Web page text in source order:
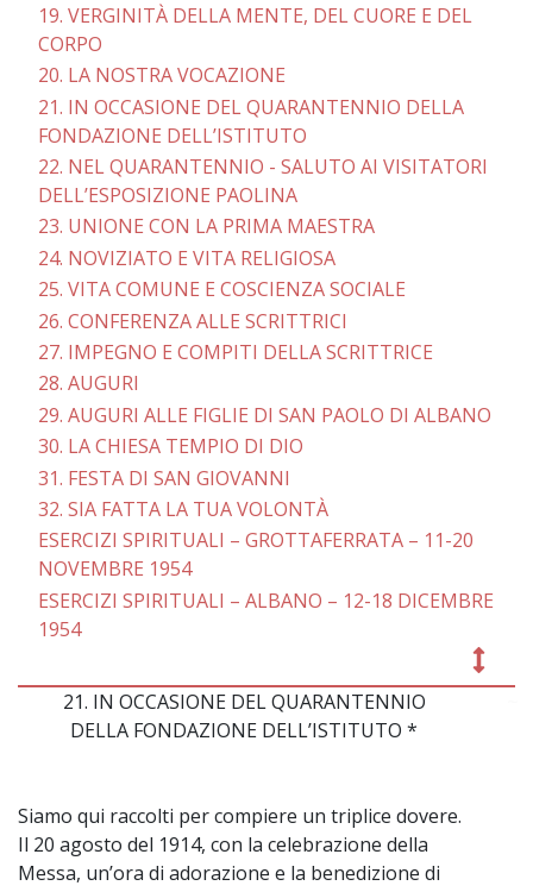
19. VERGINITÀ DELLA MENTE, DEL CUORE E DEL
CORPO
20. LA NOSTRA VOCAZIONE
21. IN OCCASIONE DEL QUARANTENNIO DELLA
FONDAZIONE DELL’ISTITUTO
22. NEL QUARANTENNIO - SALUTO AI VISITATORI
DELL’ESPOSIZIONE PAOLINA
23. UNIONE CON LA PRIMA MAESTRA
24. NOVIZIATO E VITA RELIGIOSA
25. VITA COMUNE E COSCIENZA SOCIALE
26. CONFERENZA ALLE SCRITTRICI
27. IMPEGNO E COMPITI DELLA SCRITTRICE
28. AUGURI
29. AUGURI ALLE FIGLIE DI SAN PAOLO DI ALBANO
30. LA CHIESA TEMPIO DI DIO
31. FESTA DI SAN GIOVANNI
32. SIA FATTA LA TUA VOLONTÀ
ESERCIZI SPIRITUALI – GROTTAFERRATA – 11-20
NOVEMBRE 1954
ESERCIZI SPIRITUALI – ALBANO – 12-18 DICEMBRE
1954
21. IN OCCASIONE DEL QUARANTENNIO
DELLA FONDAZIONE DELL’ISTITUTO *
Siamo qui raccolti per compiere un triplice dovere.
Il 20 agosto del 1914, con la celebrazione della
Messa, un’ora di adorazione e la benedizione di